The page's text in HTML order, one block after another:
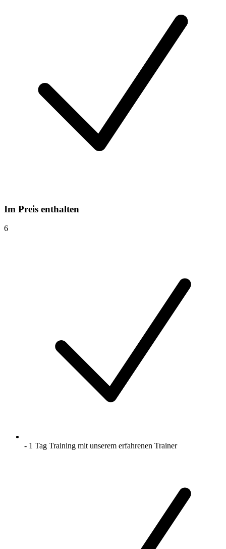
Im Preis enthalten
6
- 1 Tag Training mit unserem erfahrenen Trainer